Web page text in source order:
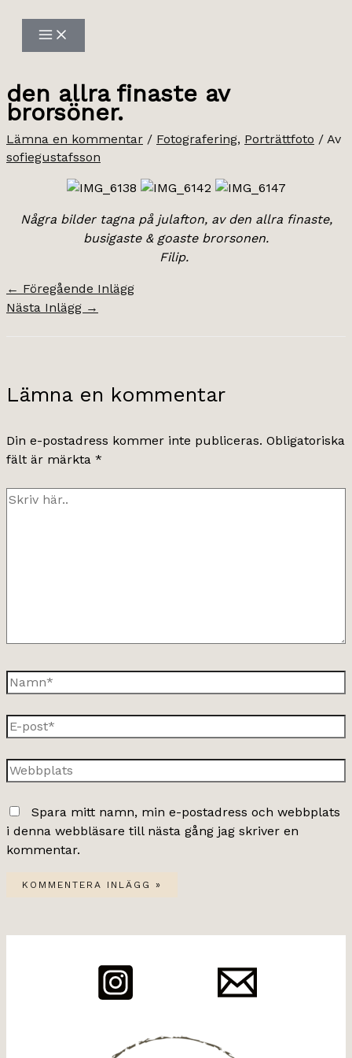
innehåll
den allra finaste av
brorsöner.
Lämna en kommentar / Fotografering, Porträttfoto / Av
sofiegustafsson
Några bilder tagna på julafton, av den allra finaste,
busigaste & goaste brorsonen.
Filip.
← Föregående Inlägg
Nästa Inlägg →
Lämna en kommentar
Din e-postadress kommer inte publiceras. Obligatoriska
fält är märkta *
Skriv
Namn*
E-
post*
Webbplats
Spara mitt namn, min e-postadress och webbplats
i denna webbläsare till nästa gång jag skriver en
kommentar.